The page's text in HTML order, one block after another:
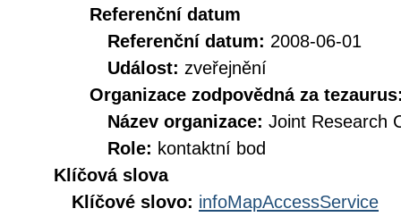
Referenční datum
Referenční datum: 2008-06-01
Událost: zveřejnění
Organizace zodpovědná za
Název organizace: Joint Research
Role: kontaktní bod
Klíčová slova
Klíčové slovo: infoMapAccessService